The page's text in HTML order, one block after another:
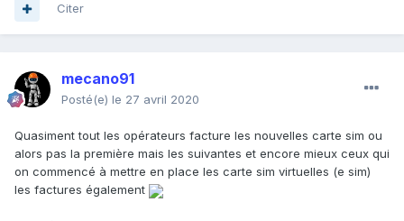
Citer
mecano91
Posté(e) le 27 avril 2020
Quasiment tout les opérateurs facture les nouvelles carte sim ou
alors pas la première mais les suivantes et encore mieux ceux qui
on commencé à mettre en place les carte sim virtuelles (e sim)
les factures également